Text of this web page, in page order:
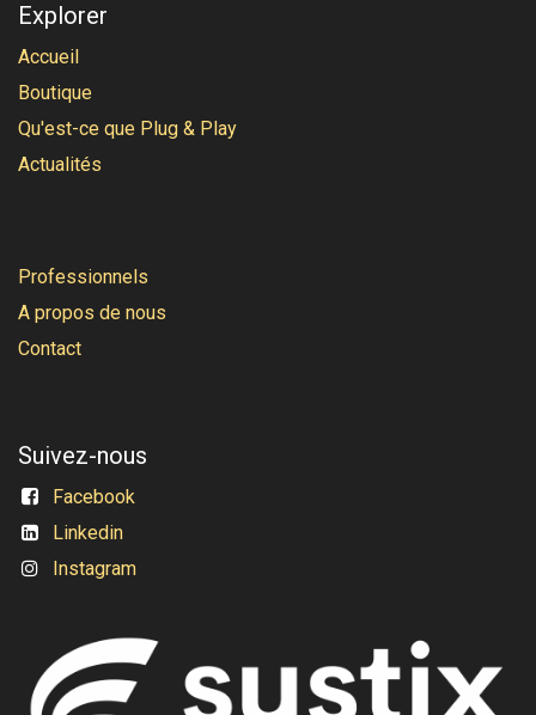
Explorer
Accueil
Boutique
Qu'est-ce que Plug & Play
Actualités
Professionnels
A propos de nous
Contact
Suivez-nous
Facebook
Linkedin
Instagram